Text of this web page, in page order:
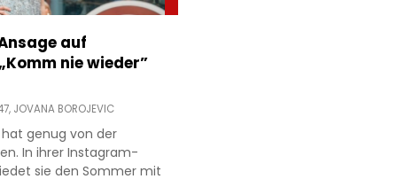
auf
nie wieder”
JOVANA BOROJEVIC
genug von der
In ihrer Instagram-
sie den Sommer mit